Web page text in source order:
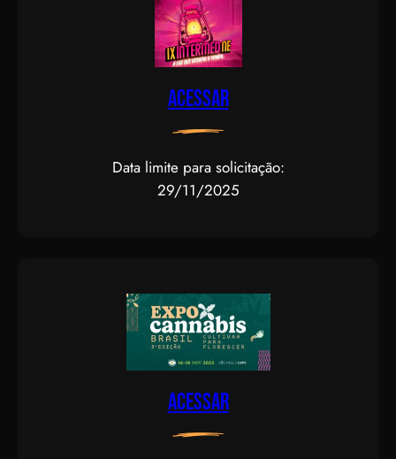
Acessar
Data limite para solicitação:
29/11/2025
Acessar